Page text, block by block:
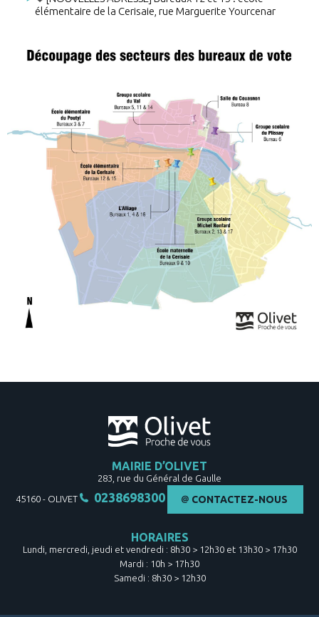
élémentaire de la Cerisaie, rue Marguerite Yourcenar
MAIRIE D’OLIVET
283, rue du Général de Gaulle
45160 - OLIVET 0238698300 CONTACTEZ-NOUS
HORAIRES
Lundi, mercredi, jeudi et vendredi : 8h30 > 12h30 et 13h30 > 17h30
Mardi : 10h > 17h30
Samedi : 8h30 > 12h30